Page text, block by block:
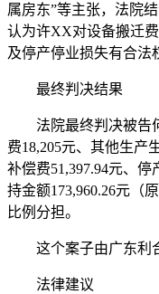
属房东”等主张，法院
认为许XX对设备搬迁
及停产停业损失有合法
最终判决结果
法院最终判决被告
费18,205元、其他生产
补偿费51,397.94元、停
持金额173,960.26元（
比例分担。
这个案子由广东利
法律建议